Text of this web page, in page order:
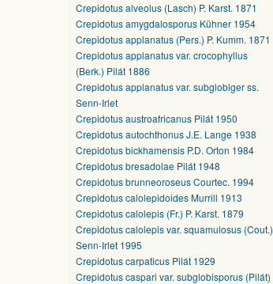
Crepidotus alveolus (Lasch) P. Karst. 1871
Crepidotus amygdalosporus Kühner 1954
Crepidotus applanatus (Pers.) P. Kumm. 1871
Crepidotus applanatus var. crocophyllus
(Berk.) Pilát 1886
Crepidotus applanatus var. subglobiger ss.
Senn-Irlet
Crepidotus austroafricanus Pilát 1950
Crepidotus autochthonus J.E. Lange 1938
Crepidotus bickhamensis P.D. Orton 1984
Crepidotus bresadolae Pilát 1948
Crepidotus brunneoroseus Courtec. 1994
Crepidotus calolepidoides Murrill 1913
Crepidotus calolepis (Fr.) P. Karst. 1879
Crepidotus calolepis var. squamulosus (Cout.)
Senn-Irlet 1995
Crepidotus carpaticus Pilát 1929
Crepidotus caspari var. subglobisporus (Pilát)